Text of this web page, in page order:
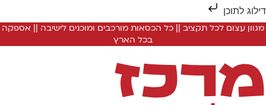
לתוכן
מגוון עצום לכל תקציב || כל הכסאות מורכבים ומוכנים לישיבה || אספקה
בכל הארץ